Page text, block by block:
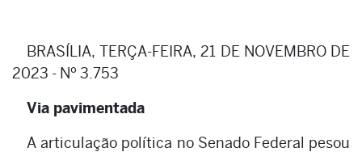
BRASÍLIA, TERÇA-FEIRA, 21 DE NOVEMBRO DE
2023 - Nº 3.753
Via pavimentada
A articulação política no Senado Federal pesou